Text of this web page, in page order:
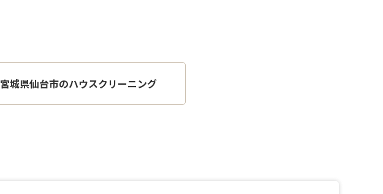
宮城県仙台市のハウスクリーニング